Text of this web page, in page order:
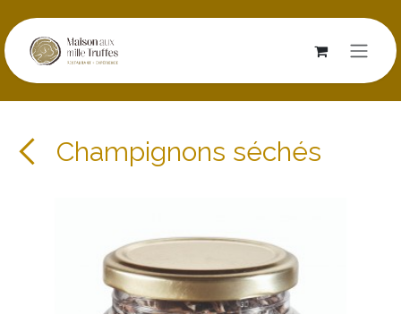
Se rendre au contenu
Champignons séchés